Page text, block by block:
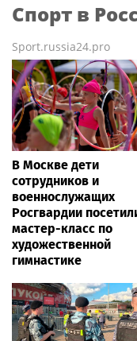
Спорт в
Sport.russia24.pro
В Москве дети
сотрудников и
военнослужащих
Росгвардии
мастер-класс по
художественной
гимнастике